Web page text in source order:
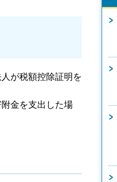
が税額控除証明を
金を支出した場